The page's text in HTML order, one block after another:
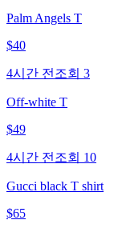
Palm Angels T
$40
4시간 전 조회 3
Off-white T
$49
4시간 전 조회 10
Gucci black T shirt
$65